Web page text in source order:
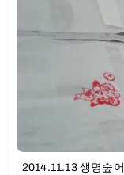
2014.11.13 생명숲